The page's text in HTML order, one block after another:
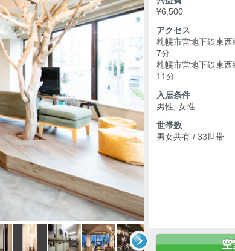
¥6,500
アクセス
札幌市営地下鉄東
7分
札幌市営地下鉄東
11分
入居条件
男性, 女性
世帯数
男女共有 / 33世帯
空